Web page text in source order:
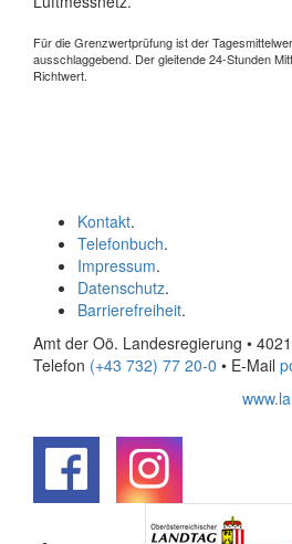
Für die Grenzwertprüfung ist der
ausschlaggebend. Der gleitende 24-Stunden
Richtwert.
Kontakt.
Telefonbuch.
Impressum.
Datenschutz.
Barrierefreiheit.
Amt der Oö. Landesregierung •
Telefon (+43 732) 77 20-0 • E-Mail